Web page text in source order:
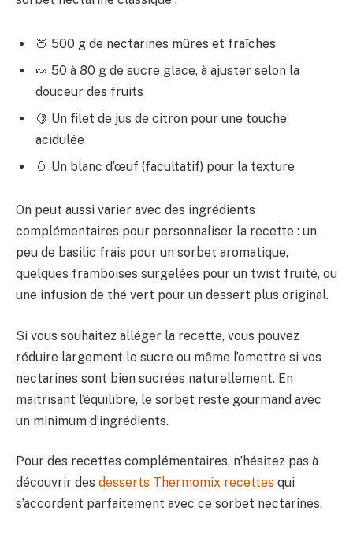
🍑 500 g de nectarines mûres et fraîches
🍬 50 à 80 g de sucre glace, à ajuster selon la
douceur des fruits
🍋 Un filet de jus de citron pour une touche
acidulée
🥚 Un blanc d’œuf (facultatif) pour la texture
On peut aussi varier avec des ingrédients
complémentaires pour personnaliser la recette : un
peu de basilic frais pour un sorbet aromatique,
quelques framboises surgelées pour un twist fruité, ou
une infusion de thé vert pour un dessert plus original.
Si vous souhaitez alléger la recette, vous pouvez
réduire largement le sucre ou même l’omettre si vos
nectarines sont bien sucrées naturellement. En
maitrisant l’équilibre, le sorbet reste gourmand avec
un minimum d’ingrédients.
Pour des recettes complémentaires, n’hésitez pas à
découvrir des desserts Thermomix recettes qui
s’accordent parfaitement avec ce sorbet nectarines.